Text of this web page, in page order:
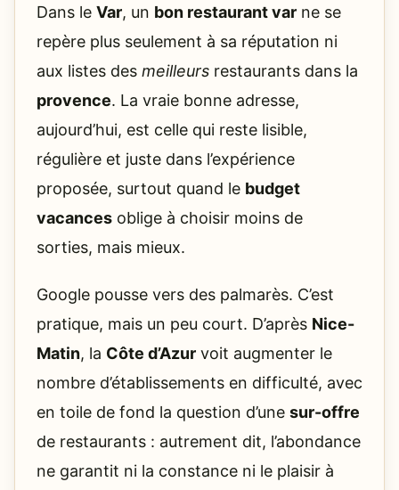
Dans le Var, un bon restaurant var ne se
repère plus seulement à sa réputation ni
aux listes des meilleurs restaurants dans la
provence. La vraie bonne adresse,
aujourd’hui, est celle qui reste lisible,
régulière et juste dans l’expérience
proposée, surtout quand le budget
vacances oblige à choisir moins de
sorties, mais mieux.
Google pousse vers des palmarès. C’est
pratique, mais un peu court. D’après Nice-
Matin, la Côte d’Azur voit augmenter le
nombre d’établissements en difficulté, avec
en toile de fond la question d’une sur-offre
de restaurants : autrement dit, l’abondance
ne garantit ni la constance ni le plaisir à